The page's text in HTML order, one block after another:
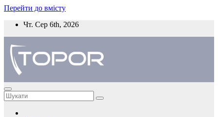
Перейти до вмісту
Чт. Сер 6th, 2026